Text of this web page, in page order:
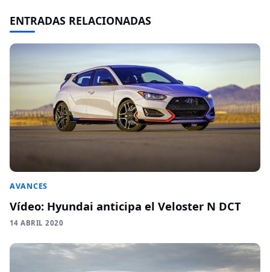
ENTRADAS RELACIONADAS
AVANCES
Vídeo: Hyundai anticipa el Veloster N DCT
14 ABRIL 2020